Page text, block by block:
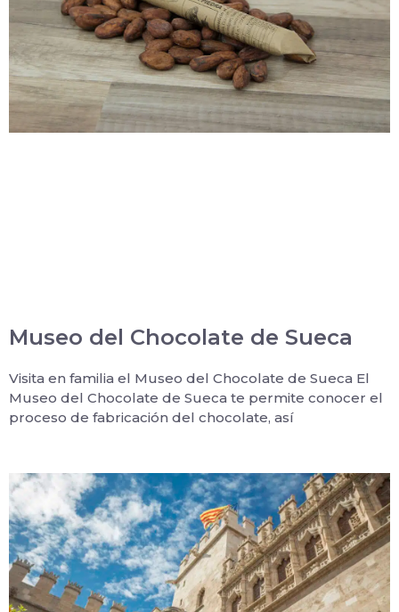
Museo del Chocolate de Sueca
Visita en familia el Museo del Chocolate de Sueca El
Museo del Chocolate de Sueca te permite conocer el
proceso de fabricación del chocolate, así